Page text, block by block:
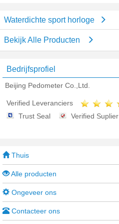
Waterdichte sport horloge
Bekijk Alle Producten
Bedrijfsprofiel
Beijing Pedometer Co.,Ltd.
Verified Leveranciers
Trust Seal
Verified Suplier
Thuis
Alle producten
Ongeveer ons
Contacteer ons